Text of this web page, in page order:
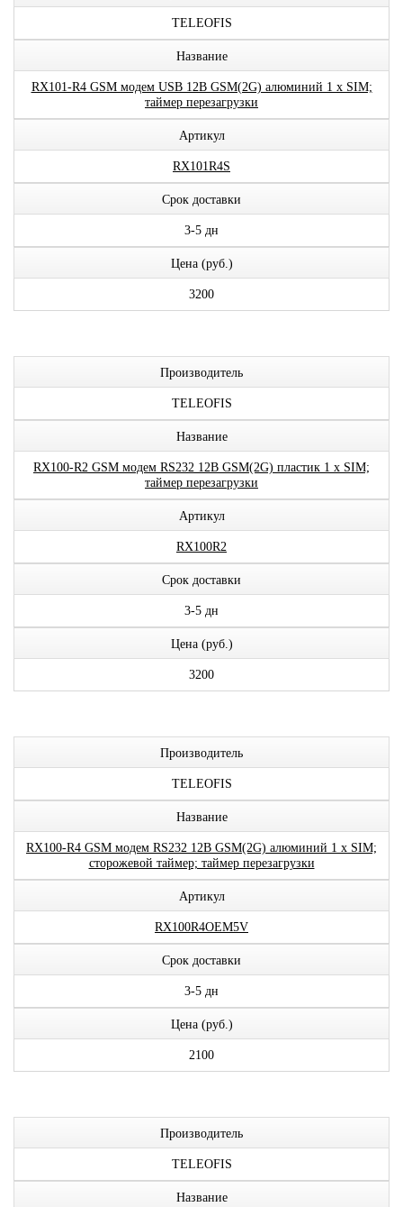
TELEOFIS
Название
RX101-R4 GSM модем USB 12В GSM(2G) алюминий 1 x SIM;
таймер перезагрузки
Артикул
RX101R4S
Срок доставки
3-5 дн
Цена (руб.)
3200
Производитель
TELEOFIS
Название
RX100-R2 GSM модем RS232 12В GSM(2G) пластик 1 x SIM;
таймер перезагрузки
Артикул
RX100R2
Срок доставки
3-5 дн
Цена (руб.)
3200
Производитель
TELEOFIS
Название
RX100-R4 GSM модем RS232 12В GSM(2G) алюминий 1 x SIM;
сторожевой таймер; таймер перезагрузки
Артикул
RX100R4OEM5V
Срок доставки
3-5 дн
Цена (руб.)
2100
Производитель
TELEOFIS
Название